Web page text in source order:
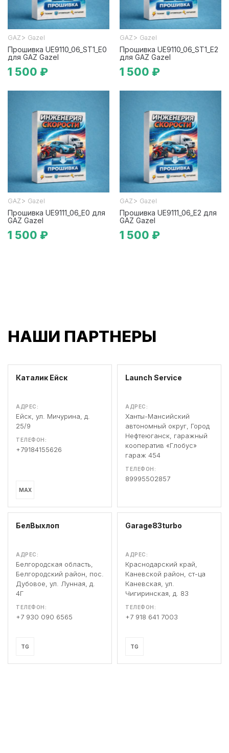
GAZ > Gazel
Прошивка UE9110_06_ST1_E0
для GAZ Gazel
1 500 ₽
GAZ > Gazel
Прошивка UE9110_06_ST1_E2
для GAZ Gazel
1 500 ₽
GAZ > Gazel
Прошивка UE9111_06_E0 для
GAZ Gazel
1 500 ₽
GAZ > Gazel
Прошивка UE9111_06_E2 для
GAZ Gazel
1 500 ₽
НАШИ ПАРТНЕРЫ
Каталик Ейск
АДРЕС:
Ейск, ул. Мичурина, д.
25/9
ТЕЛЕФОН:
+79184155626
MAX
Launch Service
АДРЕС:
Ханты-Мансийский
автономный округ, Город
Нефтеюганск, гаражный
кооператив «Глобус»
гараж 454
ТЕЛЕФОН:
89995502857
БелВыхлоп
АДРЕС:
Белгородская область,
Белгородский район, пос.
Дубовое, ул. Лунная, д.
4Г
ТЕЛЕФОН:
+7 930 090 6565
TG
Garage83turbo
АДРЕС:
Краснодарский край,
Каневской район, ст-ца
Каневская, ул.
Чигиринская, д. 83
ТЕЛЕФОН:
+7 918 641 7003
TG